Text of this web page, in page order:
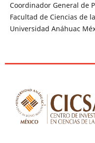
Coordinador General de
Facultad de Ciencias de
Universidad Anáhuac